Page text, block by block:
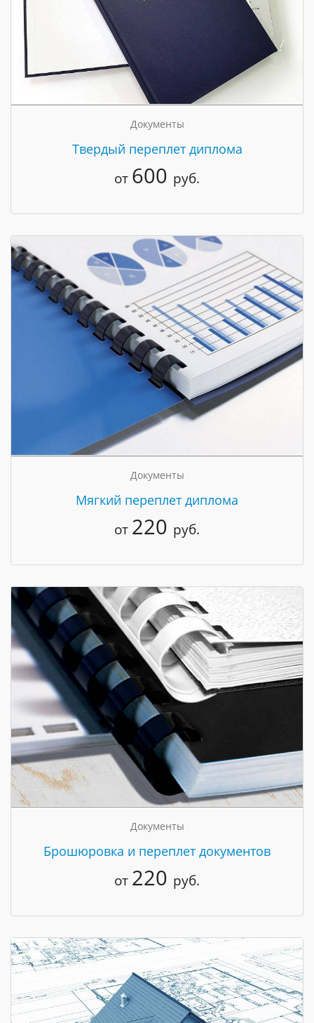
Документы
Твердый переплет диплома
от 600 руб.
Документы
Мягкий переплет диплома
от 220 руб.
Документы
Брошюровка и переплет документов
от 220 руб.